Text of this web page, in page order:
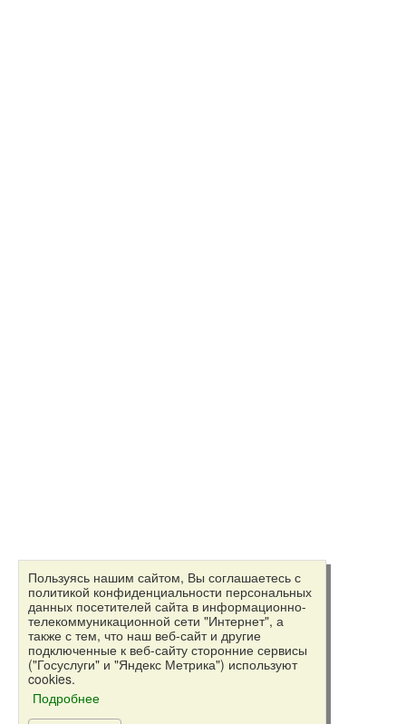
Пользуясь нашим сайтом, Вы соглашаетесь с
политикой конфиденциальности персональных
данных посетителей сайта в информационно-
телекоммуникационной сети "Интернет", а
также с тем, что наш веб-сайт и другие
подключенные к веб-сайту сторонние сервисы
("Госуслуги" и "Яндекс Метрика") используют
cookies.
Подробнее